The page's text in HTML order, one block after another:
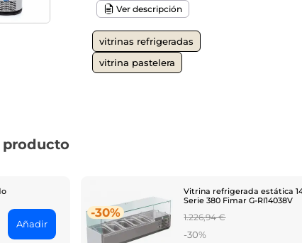
Ver descripción
vitrinas refrigeradas
vitrina pastelera
producto
Añadir
-30%
Vitrina refrigerada estática
Serie 380 Fimar G-RI14038V
Regular
price
1.226,94 €
-30%